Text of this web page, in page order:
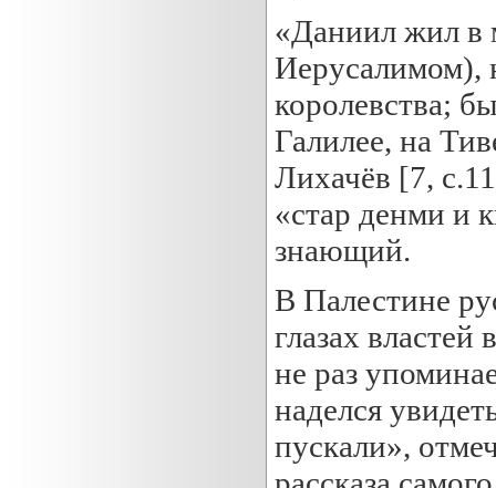
«Даниил жил в
Иерусалимом),
королевства;
Галилее, на
Лихачёв [7,
«стар денми и
знающий.
В Палестине
глазах
не раз
наделся
пускали»,